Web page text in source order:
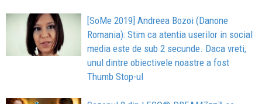
[SoMe 2019] Andreea Bozoi (Danone
Romania): Stim ca atentia userilor in social
media este de sub 2 secunde. Daca vreti,
unul dintre obiectivele noastre a fost
Thumb Stop-ul